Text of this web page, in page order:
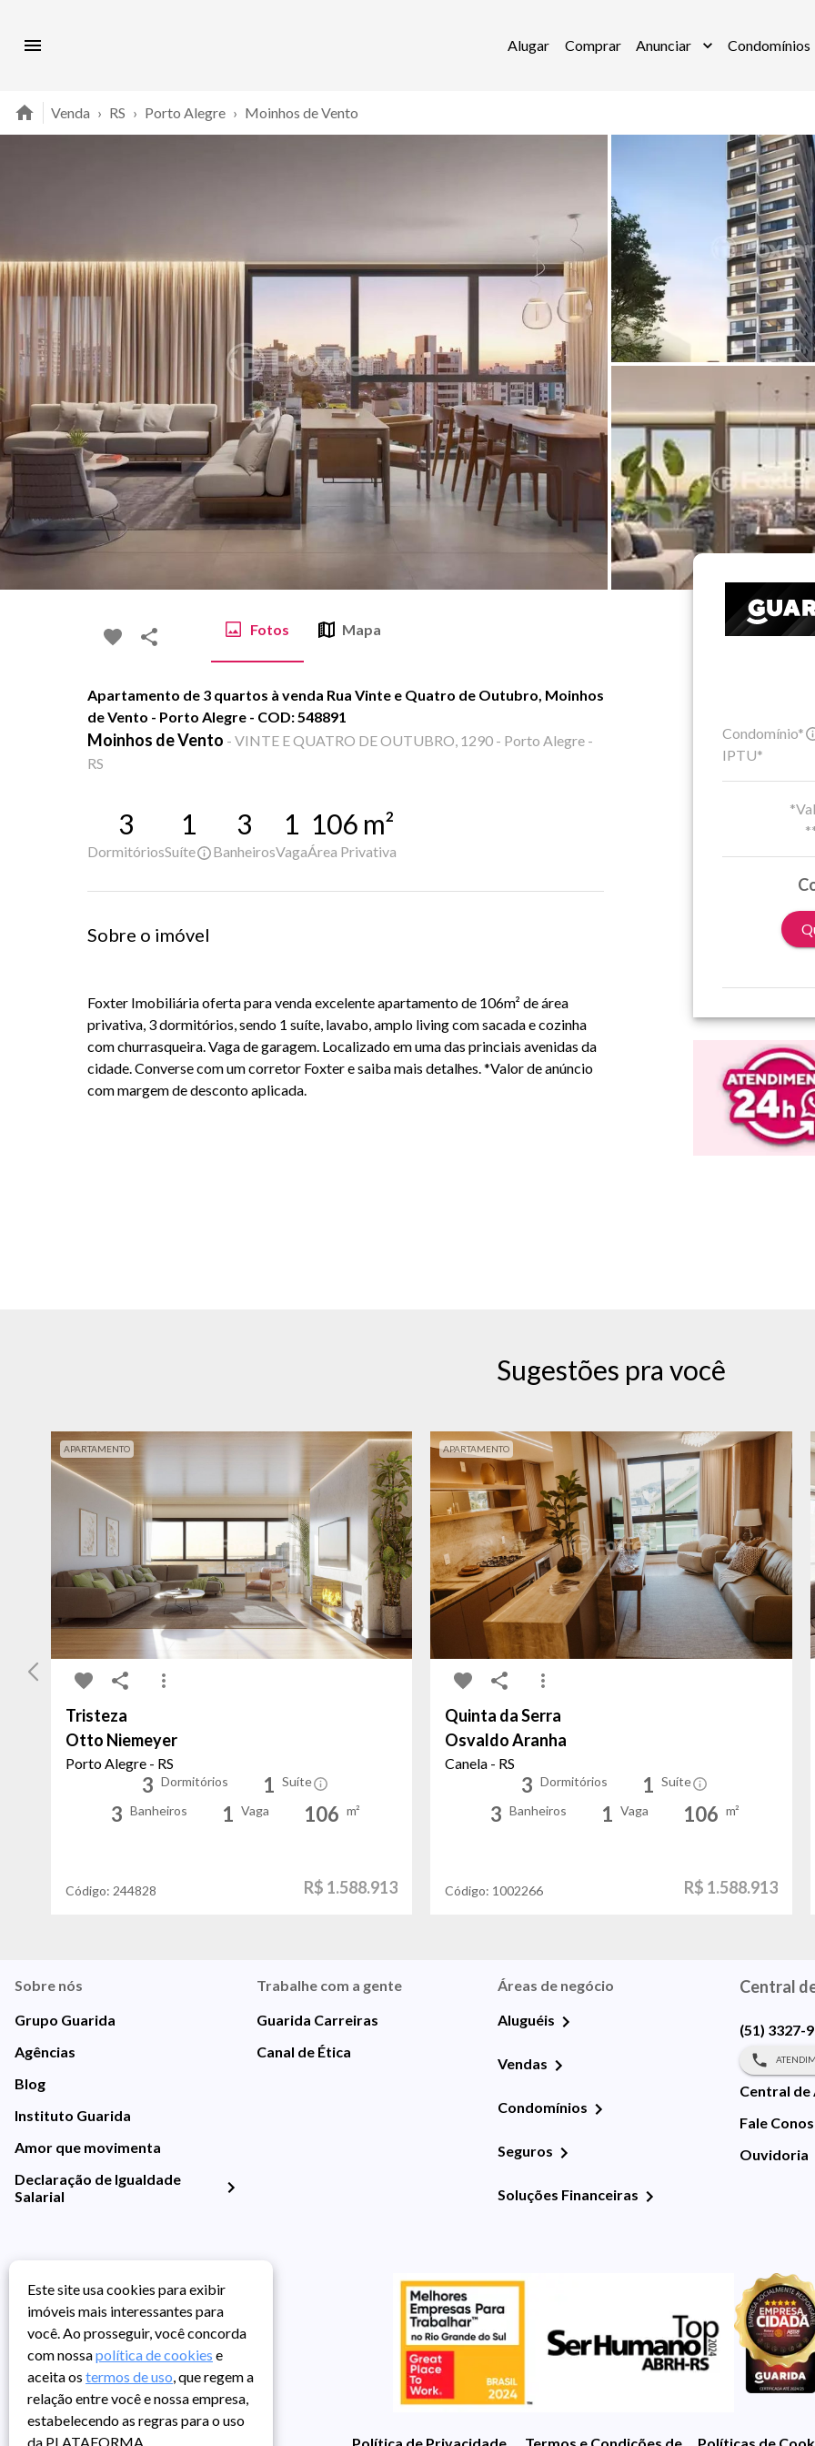
Alugar Comprar Anunciar Condomínios
Venda › RS › Porto Alegre › Moinhos de Vento
Fotos Mapa
Apartamento de 3 quartos à venda Rua Vinte e Quatro de Outubro, Moinhos
de Vento - Porto Alegre - COD: 548891
Moinhos de Vento - VINTE E QUATRO DE OUTUBRO, 1290 - Porto Alegre -
RS
3
Dormitórios
1
Suíte
3
Banheiros
1
Vaga
106 m²
Área Privativa
Sobre o imóvel
Foxter Imobiliária oferta para venda excelente apartamento de 106m² de área
privativa, 3 dormitórios, sendo 1 suíte, lavabo, amplo living com sacada e cozinha
com churrasqueira. Vaga de garagem. Localizado em uma das princiais avenidas da
cidade. Converse com um corretor Foxter e saiba mais detalhes. *Valor de anúncio
com margem de desconto aplicada.
Condomínio*
IPTU*
Sugestões pra você
APARTAMENTO
Tristeza
Otto Niemeyer
Porto Alegre - RS
3 Dormitórios 1 Suíte
3 Banheiros 1 Vaga 106 m²
Código: 244828 R$ 1.588.913
APARTAMENTO
Quinta da Serra
Osvaldo Aranha
Canela - RS
3 Dormitórios 1 Suíte
3 Banheiros 1 Vaga 106 m²
Código: 1002266 R$ 1.588.913
Sobre nós
Grupo Guarida
Agências
Blog
Instituto Guarida
Amor que movimenta
Declaração de Igualdade
Salarial
Trabalhe com a gente
Guarida Carreiras
Canal de Ética
Áreas de negócio
Aluguéis
Vendas
Condomínios
Seguros
Soluções Financeiras
Central
(51) 3327-
Central de
Fale
Ouvidoria
Política de Privacidade Termos e Condições de UsoPolíticas de
Este site usa cookies para exibir
imóveis mais interessantes para
você. Ao prosseguir, você concorda
com nossapolítica de cookies e
aceita os termos de uso, que regem a
relação entre você e nossa empresa,
estabelecendo as regras para o uso
da PLATAFORMA.